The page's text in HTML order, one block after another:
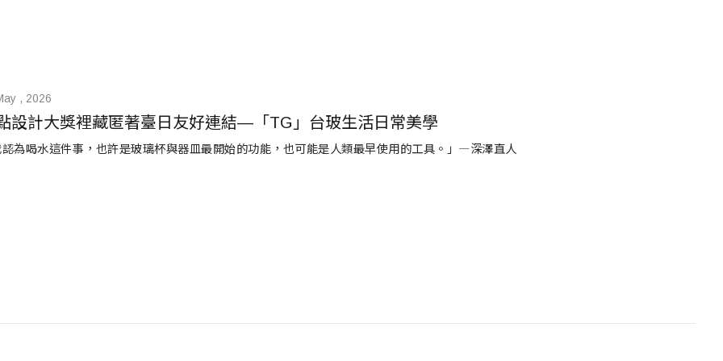
, 2026
設計大獎裡藏匿著臺日友好連結—「TG」台玻生活日常美學
認為喝水這件事，也許是玻璃杯與器皿最開始的功能，也可能是人類最早使用的工具。」―深澤直人